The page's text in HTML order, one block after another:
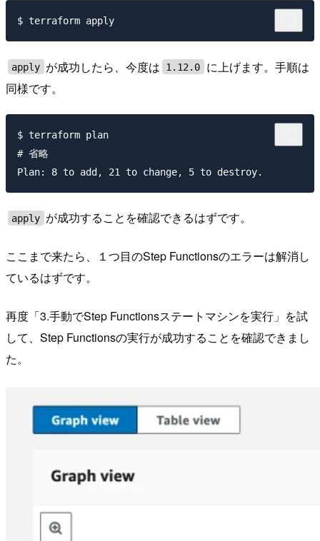
apply が成功したら、今度は 1.12.0
に上げます。手順は
同様です。
$ terraform plan
# 省略
apply が成功することを確認できるはずです。
ここまで来たら、１つ目のStep Functionsのエラーは解消し
ているはずです。
再度「3.手動でStep Functionsステートマシンを実行」を試
して、Step Functionsの実行が成功することを確認できまし
た。